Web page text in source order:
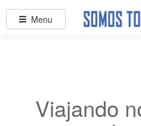
Viajando
Menu